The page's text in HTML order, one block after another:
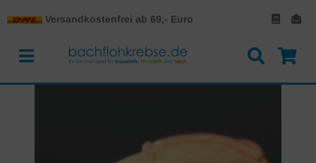
Versandkostenfrei ab 69,- Euro